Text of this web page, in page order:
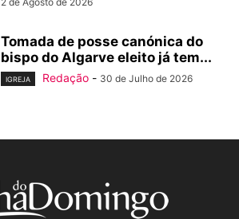
Tomada de posse canónica do
bispo do Algarve eleito já tem...
IGREJA Redação - 30 de Julho de 2026